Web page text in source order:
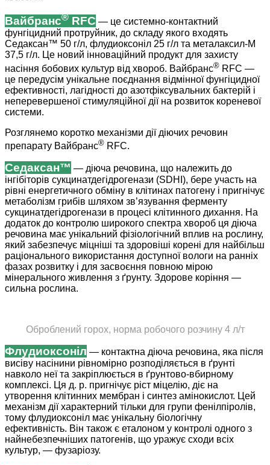
Вайбранс® RFC — це системно-контактний
фунгіцидний протруйник, до складу якого входять
Седаксан™ 50 г/л, флудиоксоніл 25 г/л та металаксил-М
37,5 г/л. Це новий інноваційний продукт для захисту
насіння бобових культур від хвороб. Вайбранс® RFC —
це передусім унікальне поєднання відмінної фунгіцидної
ефективності, лагідності до азотфіксувальних бактерій і
неперевершеної стимуляційної дії на розвиток кореневої
системи.
Розглянемо коротко механізми дії діючих речовин
препарату Вайбранс® RFC.
Седаксан™ — діюча речовина, що належить до
інгібіторів сукцинатдегідрогенази (SDHI), бере участь на
рівні енергетичного обміну в клітинах патогену і пригнічує
метаболізм грибів шляхом зв’язування ферменту
сукцинатдегідрогенази в процесі клітинного дихання. На
додаток до контролю широкого спектра хвороб ця діюча
речовина має унікальний фізіологічний вплив на рослину,
який забезпечує міцніші та здоровіші корені для найбільш
раціонального використання доступної вологи на ранніх
фазах розвитку і для засвоєння повною мірою
мінерального живлення з ґрунту. Здорове коріння —
сильна рослина.
Оброблений горох, норма робочого розчину 4 л/т
Флудиоксоніл — контактна діюча речовина, яка після
висіву насінини рівномірно розподіляється в ґрунті
навколо неї та закріплюється в ґрунтово-вбирному
комплексі. Ця д. р. пригнічує ріст міцелію, діє на
утворення клітинних мембран і синтез амінокислот. Цей
механізм дії характерний тільки для групи фенілпіролів,
тому флудиоксоніл має унікальну біологічну
ефективність. Він також є еталоном у контролі одного з
найнебезпечніших патогенів, що уражує сходи всіх
культур, — фузаріозу.